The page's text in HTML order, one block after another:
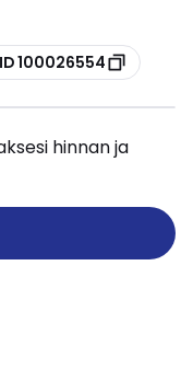
100026554
hinnan ja